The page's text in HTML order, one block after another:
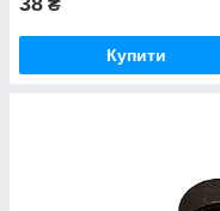
₴
Купити